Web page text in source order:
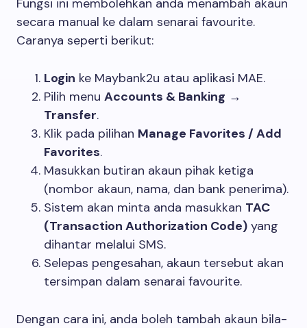
Fungsi ini membolehkan anda menambah akaun
secara manual ke dalam senarai favourite.
Caranya seperti berikut:
Login ke Maybank2u atau aplikasi MAE.
Pilih menu Accounts & Banking →
Transfer.
Klik pada pilihan Manage Favorites / Add
Favorites.
Masukkan butiran akaun pihak ketiga
(nombor akaun, nama, dan bank penerima).
Sistem akan minta anda masukkan TAC
(Transaction Authorization Code) yang
dihantar melalui SMS.
Selepas pengesahan, akaun tersebut akan
tersimpan dalam senarai favourite.
Dengan cara ini, anda boleh tambah akaun bila-